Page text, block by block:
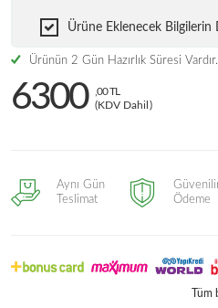
Ürüne Eklenecek Bilgilerin
Ürünün 2 Gün Hazırlık Süresi Vardır.
6300
,00 TL
(KDV Dahil)
Aynı Gün
Teslimat
Ödeme